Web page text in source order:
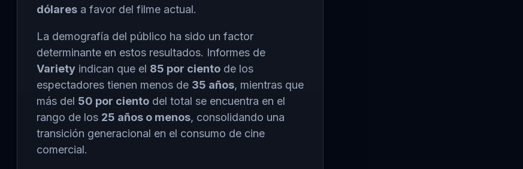
dólares a favor del filme actual.
La demografía del público ha sido un factor
determinante en estos resultados. Informes de
Variety indican que el 85 por ciento de los
espectadores tienen menos de 35 años, mientras que
más del 50 por ciento del total se encuentra en el
rango de los 25 años o menos, consolidando una
transición generacional en el consumo de cine
comercial.